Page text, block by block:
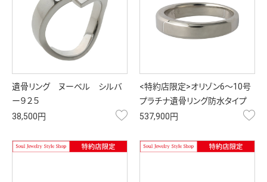
遺骨リング ヌーベル シルバ
ー９２５
38,500円
お気に入り
<特約店限定>オリゾン6～10号
プラチナ遺骨リング防水タイプ
537,900円